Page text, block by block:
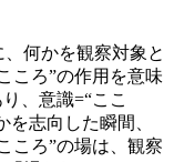
何かを観察対象と
ころ”の作用を意味
、意識=“ここ
を志向した瞬間、
ころ”の場は、観察